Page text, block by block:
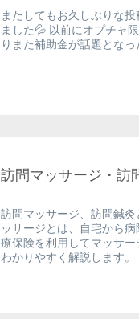
またしてもお久しぶりな
ました💦 以前にオプチャ
りまた補助金が話題となっ
訪問マッサージ・訪
訪問マッサージ、訪問鍼
ッサージとは、自宅から
療保険を利用してマッサ
わかりやすく解説します。